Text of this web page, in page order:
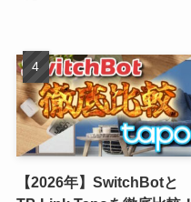
【2026年】SwitchBotと